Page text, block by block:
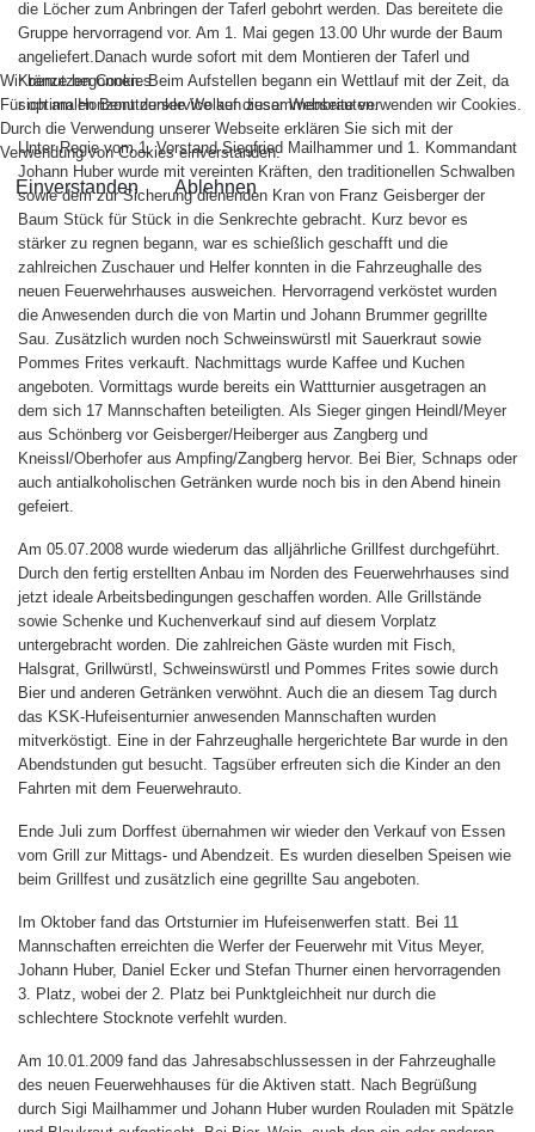
die Löcher zum Anbringen der Taferl gebohrt werden. Das bereitete die
Gruppe hervorragend vor. Am 1. Mai gegen 13.00 Uhr wurde der Baum
angeliefert.Danach wurde sofort mit dem Montieren der Taferl und
Kränze begonnen. Beim Aufstellen begann ein Wettlauf mit der Zeit, da
sich am Horizont dunkle Wolken zusammenbrauten.
Unter Regie vom 1. Vorstand Siegfried Mailhammer und 1. Kommandant
Johann Huber wurde mit vereinten Kräften, den traditionellen Schwalben
sowie dem zur Sicherung dienenden Kran von Franz Geisberger der
Baum Stück für Stück in die Senkrechte gebracht. Kurz bevor es
stärker zu regnen begann, war es schießlich geschafft und die
zahlreichen Zuschauer und Helfer konnten in die Fahrzeughalle des
neuen Feuerwehrhauses ausweichen. Hervorragend verköstet wurden
die Anwesenden durch die von Martin und Johann Brummer gegrillte
Sau. Zusätzlich wurden noch Schweinswürstl mit Sauerkraut sowie
Pommes Frites verkauft. Nachmittags wurde Kaffee und Kuchen
angeboten. Vormittags wurde bereits ein Wattturnier ausgetragen an
dem sich 17 Mannschaften beteiligten. Als Sieger gingen Heindl/Meyer
aus Schönberg vor Geisberger/Heiberger aus Zangberg und
Kneissl/Oberhofer aus Ampfing/Zangberg hervor. Bei Bier, Schnaps oder
auch antialkoholischen Getränken wurde noch bis in den Abend hinein
gefeiert.
Am 05.07.2008 wurde wiederum das alljährliche Grillfest durchgeführt.
Durch den fertig erstellten Anbau im Norden des Feuerwehrhauses sind
jetzt ideale Arbeitsbedingungen geschaffen worden. Alle Grillstände
sowie Schenke und Kuchenverkauf sind auf diesem Vorplatz
untergebracht worden. Die zahlreichen Gäste wurden mit Fisch,
Halsgrat, Grillwürstl, Schweinswürstl und Pommes Frites sowie durch
Bier und anderen Getränken verwöhnt. Auch die an diesem Tag durch
das KSK-Hufeisenturnier anwesenden Mannschaften wurden
mitverköstigt. Eine in der Fahrzeughalle hergerichtete Bar wurde in den
Abendstunden gut besucht. Tagsüber erfreuten sich die Kinder an den
Fahrten mit dem Feuerwehrauto.
Ende Juli zum Dorffest übernahmen wir wieder den Verkauf von Essen
vom Grill zur Mittags- und Abendzeit. Es wurden dieselben Speisen wie
beim Grillfest und zusätzlich eine gegrillte Sau angeboten.
Im Oktober fand das Ortsturnier im Hufeisenwerfen statt. Bei 11
Mannschaften erreichten die Werfer der Feuerwehr mit Vitus Meyer,
Johann Huber, Daniel Ecker und Stefan Thurner einen hervorragenden
3. Platz, wobei der 2. Platz bei Punktgleichheit nur durch die
schlechtere Stocknote verfehlt wurden.
Am 10.01.2009 fand das Jahresabschlussessen in der Fahrzeughalle
des neuen Feuerwehhauses für die Aktiven statt. Nach Begrüßung
durch Sigi Mailhammer und Johann Huber wurden Rouladen mit Spätzle
Wir benutzen Cookies
Für optimalen Benutzerservice auf dieser Webseite verwenden wir Cookies.
Durch die Verwendung unserer Webseite erklären Sie sich mit der
Verwendung von Cookies einverstanden.
Einverstanden Ablehnen